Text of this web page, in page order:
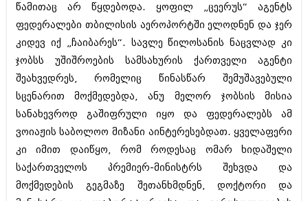
წამითაც არ წყდებოდა. ყოფილ „ცეერუს“ აგენტს
ფედერალები თბილისის აეროპორტში ელოდნენ და ჯერ
კიდევ იქ „ჩაიბარეს“. სავლე წილოსანის ნაცვლად კი
ჯობსს უშიშროების სამსახურის ქართველი აგენტი
შეახვედრეს, რომელიც წინასწარ შემუშავებული
სცენარით მოქმედებდა, ანუ მელორ ჯობსის მისია
სანახევროდ გაშიფრული იყო და ფედერალებს ამ
ვოიაჟის საბოლოო მიზანი აინტერესებდათ. ყველაფერი
კი იმით დაიწყო, რომ როდესაც ომარ ხიდაშელი
საქართველოს პრემიერ-მინისტრს შეხვდა და
მოქმედების გეგმაზე შეთანხმდნენ, დოქტორი და